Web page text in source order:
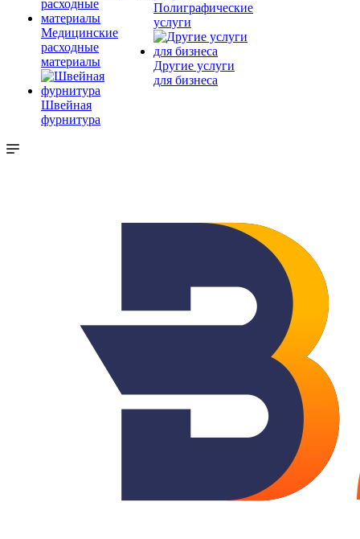
Медицинские
расходные
материалы
Швейная
фурнитура
Полиграфические
услуги
Другие услуги
для бизнеса